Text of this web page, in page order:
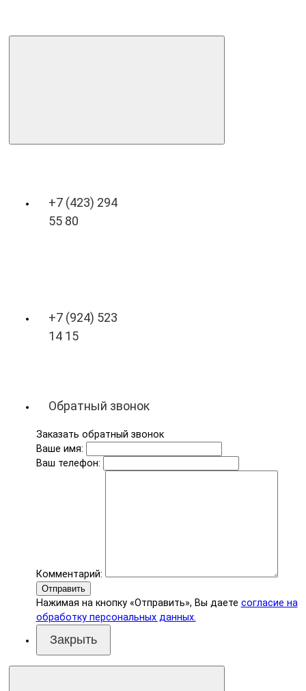
+7 (423) 294
55 80
+7 (924) 523
14 15
Обратный звонок
Заказать обратный звонок
Ваше имя:
Ваш телефон:
Комментарий:
Отправить
Нажимая на кнопку «Отправить», Вы даете согласие на
обработку персональных данных.
Закрыть